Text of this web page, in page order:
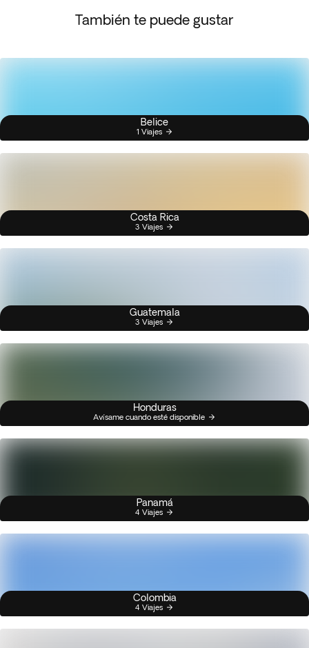
También te puede gustar
Belice
1 Viajes
Costa Rica
3 Viajes
Guatemala
3 Viajes
Honduras
Avísame cuando esté disponible
Panamá
4 Viajes
Colombia
4 Viajes